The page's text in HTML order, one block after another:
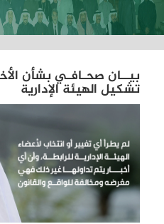
بيــان صحـافـي بشأن
تشكيل الهيئة الإدارية